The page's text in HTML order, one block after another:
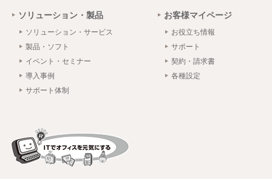
ソリューション・製品
ソリューション・サービス
製品・ソフト
イベント・セミナー
導入事例
サポート体制
お客様マイページ
お役立ち情報
サポート
契約・請求書
各種設定